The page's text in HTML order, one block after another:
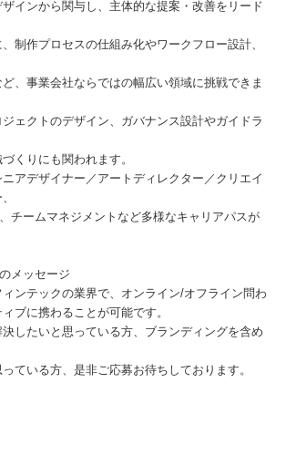
ザインから関与し、主体的な提案・改善をリード
制作プロセスの仕組み化やワークフロー設計、
、事業会社ならではの幅広い領域に挑戦できま
ジェクトのデザイン、ガバナンス設計やガイドラ
くりにも関われます。
ニアデザイナー／アートディレクター／クリエイ
チームマネジメントなど多様なキャリアパスが
メッセージ
ンテックの業界で、オンライン/オフライン問わ
ブに携わることが可能です。
したいと思っている方、ブランディングを含め
ている方、是非ご応募お待ちしております。